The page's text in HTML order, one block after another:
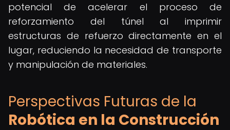
potencial de acelerar el proceso de
reforzamiento del túnel al imprimir
estructuras de refuerzo directamente en el
lugar, reduciendo la necesidad de transporte
y manipulación de materiales.
Perspectivas Futuras de la
Robótica en la Construcción